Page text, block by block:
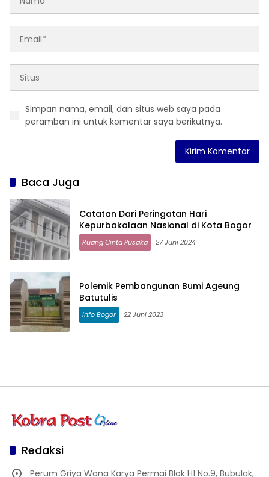
Simpan nama, email, dan situs web saya pada
peramban ini untuk komentar saya berikutnya.
Baca Juga
Catatan Dari Peringatan Hari
Kepurbakalaan Nasional di Kota Bogor
Ruang Cinta Pusaka 27 Juni 2024
Polemik Pembangunan Bumi Ageung
Batutulis
Info Bogor 22 Juni 2023
Redaksi
Perum Griya Wana Karya Permai Blok H1 No.9, Bubulak,